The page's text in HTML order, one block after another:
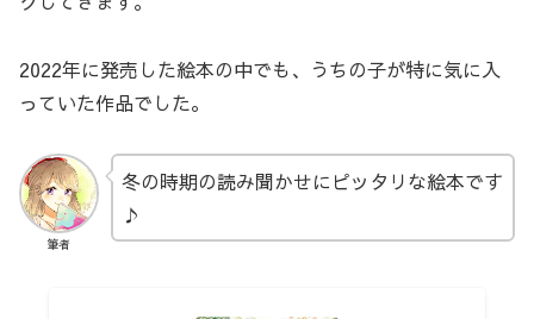
2022年に発売した絵本の中でも、うちの子が特に気に入
っていた作品でした。
筆者
冬の時期の読み聞かせにピッタリな絵本です
♪